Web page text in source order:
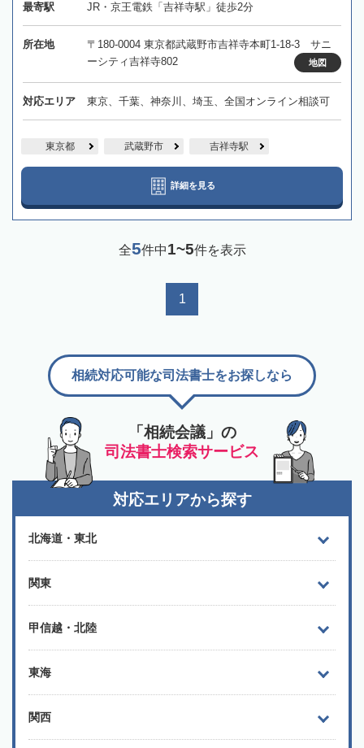
最寄駅 JR・京王電鉄「吉祥寺駅」徒歩2分
所在地
〒180-0004 東京都武蔵野市吉祥寺本町1-18-3 サニ
ーシティ吉祥寺802
地図
対応エリア 東京、千葉、神奈川、埼玉、全国オンライン相談可
東京都 武蔵野市 吉祥寺駅
詳細を見る
全5件中1~5件を表示
1
「相続会議」の
司法書士検索サービス
相続対応可能な司法書士をお探しなら
対応エリアから探す
北海道・東北
関東
甲信越・北陸
東海
関西